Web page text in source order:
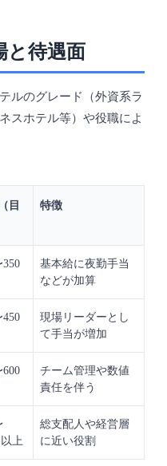
と待遇面
ルのグレード（外資系ラ
スホテル等）や役職によ
目
特徴
350
基本給に夜勤手当
などが加算
450
現場リーダーとし
て手当が増加
600
チーム管理や数値
責任を伴う
上
総支配人や経営層
に近い役割